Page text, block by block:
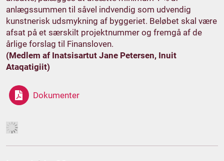
anlægssummen til såvel indvendig som udvendig
kunstnerisk udsmykning af byggeriet. Beløbet skal være
afsat på et særskilt projektnummer og fremgå af de
årlige forslag til Finansloven.
(Medlem af Inatsisartut Jane Petersen, Inuit
Ataqatigiit)
Dokumenter